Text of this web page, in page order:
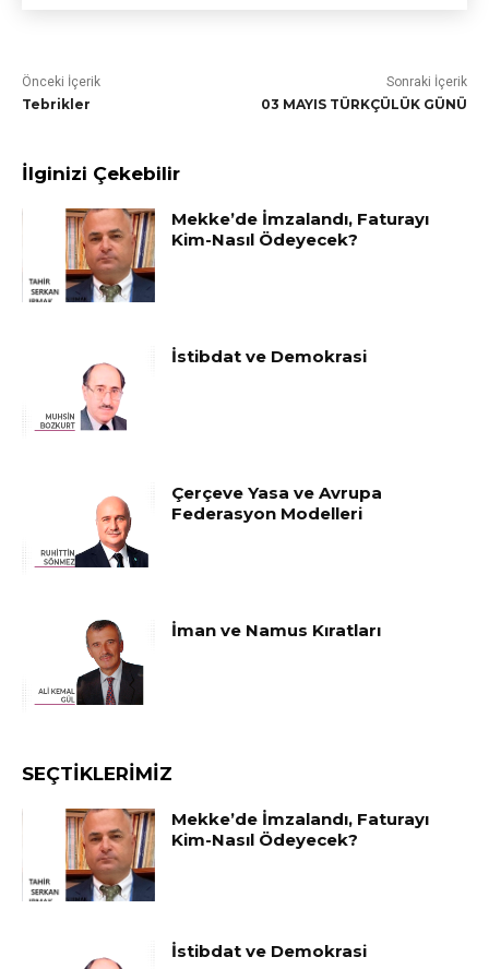
Önceki İçerik
Tebrikler
Sonraki İçerik
03 MAYIS TÜRKÇÜLÜK GÜNÜ
İlginizi Çekebilir
Mekke’de İmzalandı, Faturayı
Kim-Nasıl Ödeyecek?
İstibdat ve Demokrasi
Çerçeve Yasa ve Avrupa
Federasyon Modelleri
İman ve Namus Kıratları
SEÇTIKLERIMIZ
Mekke’de İmzalandı, Faturayı
Kim-Nasıl Ödeyecek?
İstibdat ve Demokrasi